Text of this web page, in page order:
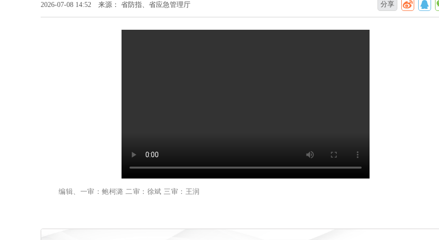
2026-07-08 14:52 来源： 省防指、省应急管理厅 分享
编辑、一审：鲍柯潞 二审：徐斌 三审：王润